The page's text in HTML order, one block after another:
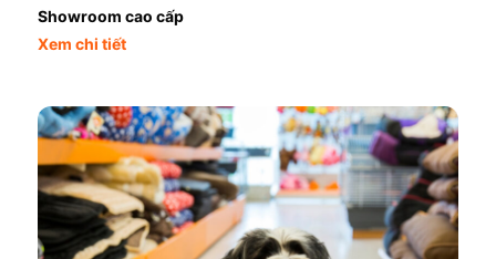
Showroom cao cấp
Xem chi tiết